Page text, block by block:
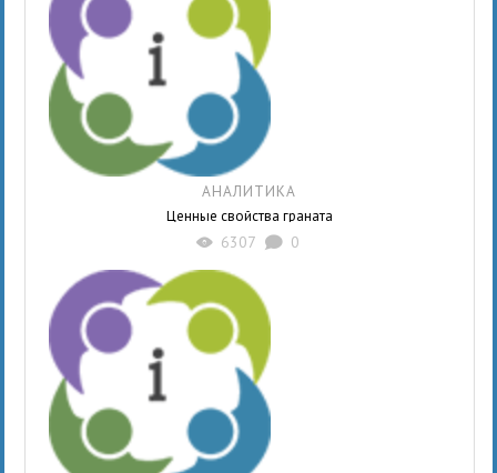
АНАЛИТИКА
Ценные свойства граната
X 6307 K 0